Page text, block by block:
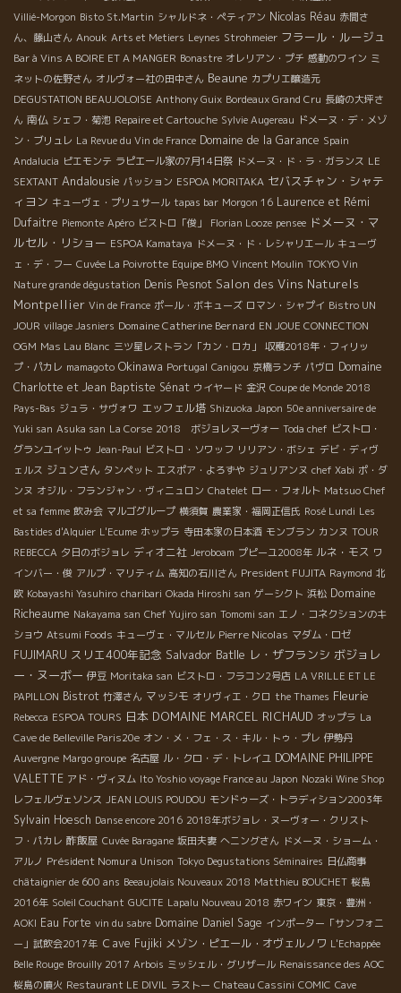
Villié-Morgon Bisto St.Martin シャルドネ・ペティアン Nicolas Réau 赤間さ
ん、藤山さん Anouk Arts et Metiers Leynes Strohmeier フラール・ルージュ
Bar à Vins A BOIRE ET A MANGER Bonastre オレリアン・プチ 感動のワイン ミ
ネットの佐野さん オルヴォー社の田中さん Beaune カプリエ醸造元
DEGUSTATION BEAUJOLOISE Anthony Guix Bordeaux Grand Cru 長崎の大坪さ
ん 南仏 シェフ・菊池 Repaire et Cartouche Sylvie Augereau ドメーヌ・デ・メゾ
ン・ブリュレ La Revue du Vin de France Domaine de la Garance Spain
Andalucia ピエモンテ ラピエール家の7月14日祭 ドメーヌ・ド・ラ・ガランス LE
SEXTANT Andalousie パッション ESPOA MORITAKA セバスチャン・シャテ
ィヨン キューヴェ・プリュサール tapas bar Morgon 16 Laurence et Rémi
Dufaitre Piemonte Apéro ビストロ「俊」 Florian Looze pensee ドメーヌ・マ
ルセル・リショー ESPOA Kamataya ドメーヌ・ド・レシャリエール キューヴ
ェ・デ・フー Cuvée La Poivrotte Equipe BMO Vincent Moulin TOKYO Vin
Nature grande dégustation Denis Pesnot Salon des Vins Naturels
Montpellier Vin de France ポール・ボキューズ ロマン・シャプイ Bistro UN
JOUR village Jasniers Domaine Catherine Bernard EN JOUE CONNECTION
OGM Mas Lau Blanc 三ツ星レストラン「カン・ロカ」
収穫2018年・フィリッ
プ・パカレ mamagoto Okinawa Portugal Canigou 京橋ランチ パヴロ Domaine
Charlotte et Jean Baptiste Sénat ウイヤード 金沢 Coupe de Monde 2018
Pays-Bas ジュラ・サヴォワ エッフェル塔 Shizuoka Japon 50e anniversaire de
Yuki san Asuka san La Corse 2018 ボジョレヌーヴォー Toda chef ビストロ・
グランユイットゥ Jean-Paul ビストロ・ソワッフ リリアン・ボシェ デビ・ディヴ
ェルス ジュンさん タンペット エスポア・よろずや ジュリアンヌ chef Xabi ポ・ダ
ンヌ オジル・フランジャン・ヴィニュロン Chatelet ロー・フォルト Matsuo Chef
et sa femme 飲み会 マルゴグループ 横須賀 農業家・福岡正信氏 Rosé Lundi Les
Bastides d'Alquier L'Ecume ホップラ 寺田本家の日本酒 モンブラン カンヌ TOUR
REBECCA 夕日のボジョレ ディオニ社 Jeroboam プピーユ2008年 ルネ・モス ワ
インバー・俊 アルプ・マリティム 高知の石川さん President FUJITA Raymond 北
欧 Kobayashi Yasuhiro charibari Okada Hiroshi san ゲーシクト 浜松 Domaine
Richeaume Nakayama san Chef Yujiro san Tomomi san エノ・コネクションのキ
ショウ Atsumi Foods キューヴェ・マルセル Pierre Nicolas マダム・ロゼ
FUJIMARU スリエ400年記念 Salvador Batlle レ・ザフランシ ボジョレ
ー・ヌーボー 伊豆 Moritaka san ビストロ・フラコン2号店 LA VRILLE ET LE
PAPILLON Bistrot 竹澤さん マッシモ オリヴィエ・クロ the Thames Fleurie
Rebecca ESPOA TOURS 日本 DOMAINE MARCEL RICHAUD オップラ La
Cave de Belleville Paris20e オン・メ・フェ・ス・キル・トゥ・プレ 伊勢丹
Auvergne Margo groupe 名古屋 ル・クロ・デ・トレイユ DOMAINE PHILIPPE
VALETTE アド・ヴィヌム Ito Yoshio voyage France au Japon Nozaki Wine Shop
レフェルヴェソンス JEAN LOUIS POUDOU モンドゥーズ・トラディション2003年
Sylvain Hoesch Danse encore 2016 2018年ボジョレ・ヌーヴォー・クリスト
フ・パカレ 酢飯屋 Cuvée Baragane 坂田夫妻 へニングさん ドメーヌ・ショーム・
アルノ Président Nomura Unison Tokyo Degustations Séminaires 日仏商事
châtaignier de 600 ans Beeaujolais Nouveaux 2018 Matthieu BOUCHET 桜島
2016年 Soleil Couchant GUCITE Lapalu Nouveau 2018 赤ワイン 東京・豊洲・
AOKI Eau Forte vin du sabre Domaine Daniel Sage インポーター「サンフォニ
ー」試飲会2017年 Ｃave Fujiki メゾン・ピエール・オヴェルノワ L'Echappée
Belle Rouge Brouilly 2017 Arbois ミッシェル・グリザール Renaissance des AOC
桜島の噴火 Restaurant LE DIVIL ラストー Chateau Cassini COMIC Cave